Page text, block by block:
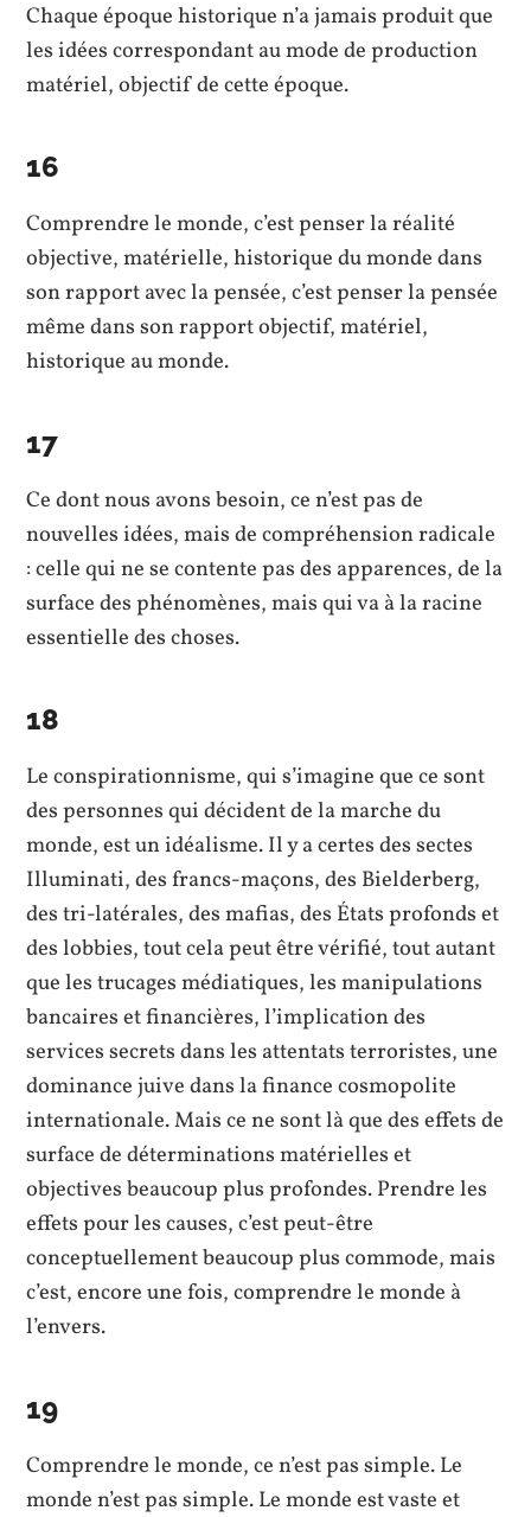
Chaque époque historique n’a jamais produit que
les idées correspondant au mode de production
matériel, objectif de cette époque.
16
Comprendre le monde, c’est penser la réalité
objective, matérielle, historique du monde dans
son rapport avec la pensée, c’est penser la pensée
même dans son rapport objectif, matériel,
historique au monde.
17
Ce dont nous avons besoin, ce n’est pas de
nouvelles idées, mais de compréhension radicale
: celle qui ne se contente pas des apparences, de la
surface des phénomènes, mais qui va à la racine
essentielle des choses.
18
Le conspirationnisme, qui s’imagine que ce sont
des personnes qui décident de la marche du
monde, est un idéalisme. Il y a certes des sectes
Illuminati, des francs-maçons, des Bielderberg,
des tri-latérales, des mafias, des États profonds et
des lobbies, tout cela peut être vérifié, tout autant
que les trucages médiatiques, les manipulations
bancaires et financières, l’implication des
services secrets dans les attentats terroristes, une
dominance juive dans la finance cosmopolite
internationale. Mais ce ne sont là que des effets de
surface de déterminations matérielles et
objectives beaucoup plus profondes. Prendre les
effets pour les causes, c’est peut-être
conceptuellement beaucoup plus commode, mais
c’est, encore une fois, comprendre le monde à
l’envers.
19
Comprendre le monde, ce n’est pas simple. Le
monde n’est pas simple. Le monde est vaste et